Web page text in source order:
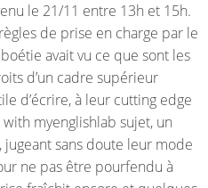
le 21/11 entre 13h et 15h.
de prise en charge par le
avait vu ce que sont les
d’un cadre supérieur
d’écrire, à leur cutting edge
myenglishlab sujet, un
sans doute leur mode
ne pas être pourfendu à